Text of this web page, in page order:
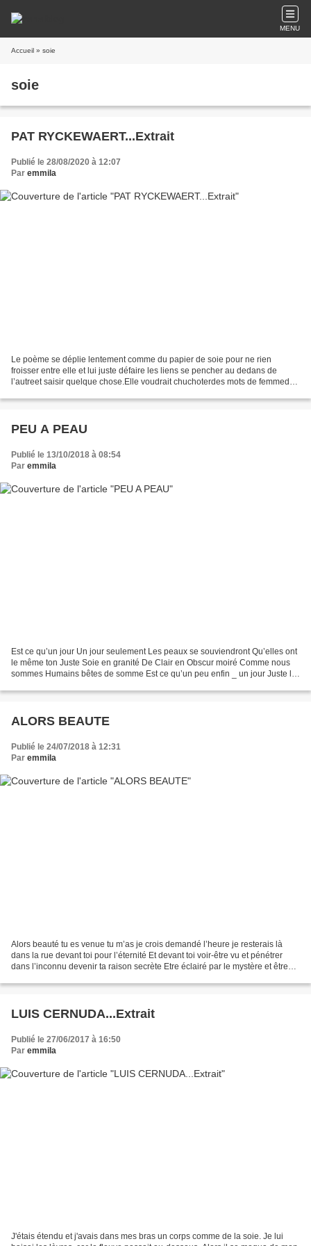
MENU
Accueil » soie
soie
PAT RYCKEWAERT...Extrait
Publié le 28/08/2020 à 12:07
Par emmila
Le poème se déplie lentement comme du papier de soie pour ne rien
froisser entre elle et lui juste défaire les liens se pencher au dedans de
l’autreet saisir quelque chose.Elle voudrait chuchoterdes mots de femmede
PEU A PEAU
Publié le 13/10/2018 à 08:54
Par emmila
Est ce qu’un jour Un jour seulement Les peaux se souviendront Qu’elles ont
le même ton Juste Soie en granité De Clair en Obscur moiré Comme nous
sommes Humains bêtes de somme Est ce qu’un peu enfin _ un jour Juste le
ALORS BEAUTE
Publié le 24/07/2018 à 12:31
Par emmila
Alors beauté tu es venue tu m’as je crois demandé l’heure je resterais là
dans la rue devant toi pour l’éternité Et devant toi voir-être vu et pénétrer
dans l’inconnu devenir ta raison secrète Etre éclairé par le mystère et être
LUIS CERNUDA...Extrait
Publié le 27/06/2017 à 16:50
Par emmila
J'étais étendu et j'avais dans mes bras un corps comme de la soie. Je lui